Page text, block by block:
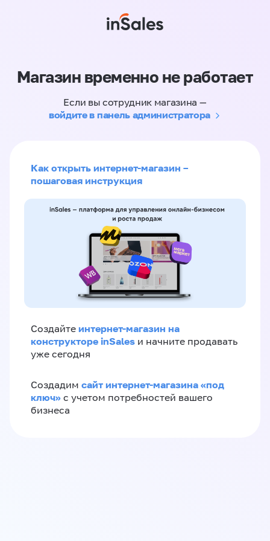
Магазин временно не работает
Если вы сотрудник магазина —
войдите в панель администратора
Как открыть интернет-магазин –
пошаговая инструкция
Создайте интернет-магазин на
конструкторе inSales и начните продавать
уже сегодня
Создадим сайт интернет-магазина «под
ключ» с учетом потребностей вашего
бизнеса